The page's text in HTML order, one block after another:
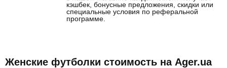
кэшбек, бонусные предложения, скидки или
специальные условия по реферальной
программе.
Женские футболки стоимость на Ager.ua